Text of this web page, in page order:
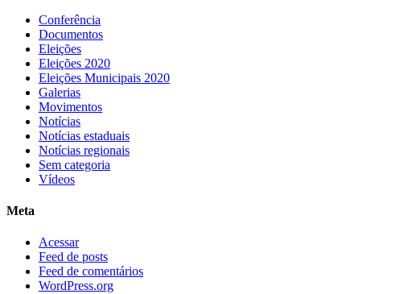
Conferência
Documentos
Eleições
Eleições 2020
Eleições Municipais 2020
Galerias
Movimentos
Notícias
Notícias estaduais
Notícias regionais
Sem categoria
Vídeos
Meta
Acessar
Feed de posts
Feed de comentários
WordPress.org